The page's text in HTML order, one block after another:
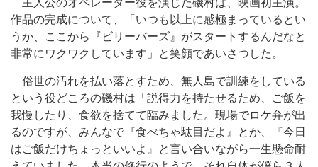
主人公のオペレーター役を演じた磯村は、映画初主演。
作品の完成について、「いつも以上に感極まっているとい
うか、ここから『ビリーバーズ』がスタートするんだなと
非常にワクワクしています」と笑顔であいさつした。
俗世の汚れを払い落とすため、無人島で訓練をしている
という役どころの磯村は「説得力を持たせるため、ご飯を
我慢したり、食欲を捨てて臨みました。現場でロケ弁が出
るのですが、みんなで『食べちゃ駄目だよ』とか、『今日
はご飯だけちょっといいよ』と言い合いながら一生懸命耐